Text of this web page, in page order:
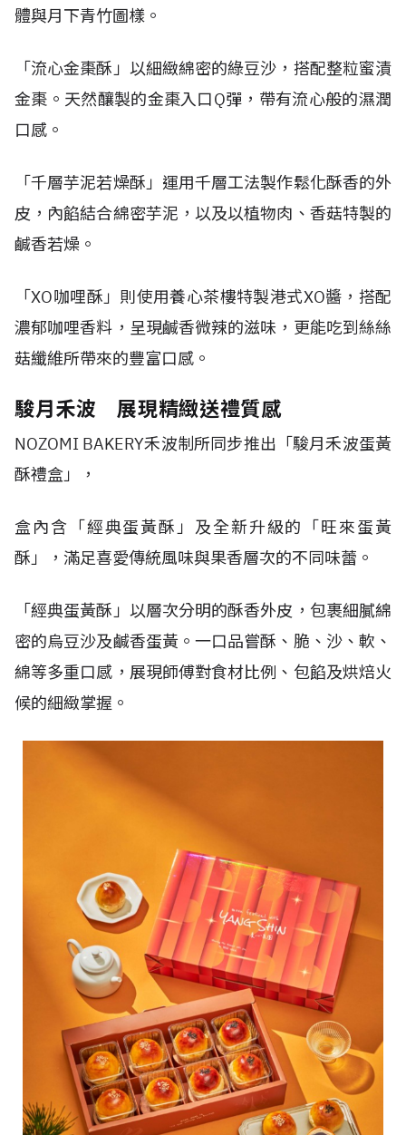
體與月下青竹圖樣。
「流心金棗酥」以細緻綿密的綠豆沙，搭配整粒蜜漬
金棗。天然釀製的金棗入口Q彈，帶有流心般的濕潤
口感。
「千層芋泥若燥酥」運用千層工法製作鬆化酥香的外
皮，內餡結合綿密芋泥，以及以植物肉、香菇特製的
鹹香若燥。
「XO咖哩酥」則使用養心茶樓特製港式XO醬，搭配
濃郁咖哩香料，呈現鹹香微辣的滋味，更能吃到絲絲
菇纖維所帶來的豐富口感。
駿月禾波 展現精緻送禮質感
NOZOMI BAKERY禾波制所同步推出「駿月禾波蛋黃
酥禮盒」，
盒內含「經典蛋黃酥」及全新升級的「旺來蛋黃
酥」，滿足喜愛傳統風味與果香層次的不同味蕾。
「經典蛋黃酥」以層次分明的酥香外皮，包裹細膩綿
密的烏豆沙及鹹香蛋黃。一口品嘗酥、脆、沙、軟、
綿等多重口感，展現師傅對食材比例、包餡及烘焙火
候的細緻掌握。